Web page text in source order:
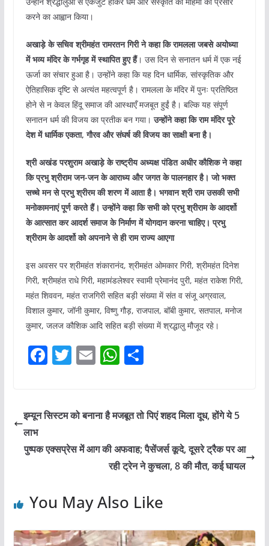
करने का आह्वान किया।
अखाड़े के सचिव श्रीमहंत रामरतन गिरी ने कहा कि रामलला जबसे अयोध्या
में भव्य मंदिर के गर्भगृह में स्थापित हुए हैं। उस दिन से सनातन धर्म में एक नई
ऊर्जा का संचार हुआ है। उन्होंने कहा कि यह दिन धार्मिक, सांस्कृतिक और
ऐतिहासिक दृष्टि से अत्यंत महत्वपूर्ण है। रामलला के मंदिर में पुनः प्रतिष्ठित
होने से न केवल हिंदू समाज की आस्थाएँ मजबूत हुईं है। बल्कि यह संपूर्ण
सनातन धर्म की विजय का प्रतीक बन गया।उन्होंने कहा कि राम मंदिर पूरे
देश में धार्मिक एकता, गौरव और संघर्ष की विजय का साक्षी बना है।
श्री अखंड परशुराम अखाड़े के राष्ट्रीय अध्यक्ष पंडित अधीर कौशिक ने कहा
कि प्रभु श्रीराम जन-जन के आराध्य और जगत के पालनहार है। जो भक्त
सच्चे मन से प्रभु श्रीरम की शरण में आता है। भगवान श्री राम उसकी सभी
मनोकामनाएं पूर्ण करते हैं। उन्होंने कहा कि सभी को प्रभु श्रीराम के आदर्शो
के आत्सात कर आदर्श समाज के निर्माण में योगदान करना चाहिए। प्रभु
श्रीराम के आदर्शो को अपनाने से ही राम राज्य आएगा
इस अवसर पर श्रीमहंत शंकारानंद, श्रीमहंत ओमकार गिरी, श्रीमहंत दिनेश
गिरी, श्रीमहंत राधे गिरी, महामंडलेश्वर स्वामी प्रेमानंद पुरी, महंत राकेश गिरी,
महंत शिववन, महंत राजगिरी सहित बड़ी संख्या में संत व संजू अग्रवाल,
विशाल कुमार, जॉनी कुमार, विष्णु गौड़, राजपाल, बॉबी कुमार, सतपाल, मनोज
कुमार, जलज कौशिक आदि सहित बड़ी संख्या में श्रद्धालु मौजूद रहे।
F
e
o
T
er
E
l
W
s
p
p
S
e
इम्यून सिस्टम को बनाना है मजबूत तो पिएं शहद मिला दूध, होंगे ये 5
लाभ
पुष्पक एक्सप्रेस में आग की अफवाह; पैसेंजर्स कूदे, दूसरे ट्रैक पर आ
रही ट्रेन ने कुचला, 8 की मौत, कई घायल
You May Also Like